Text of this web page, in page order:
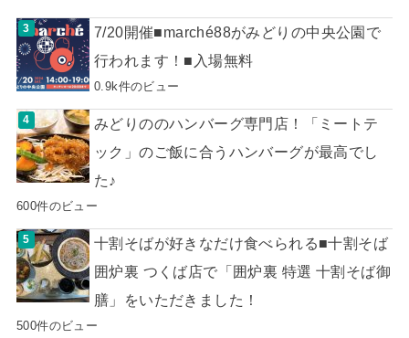
7/20開催■marché88がみどりの中央公園で
行われます！■入場無料
0.9k件のビュー
みどりののハンバーグ専門店！「ミートテ
ック」のご飯に合うハンバーグが最高でし
た♪
600件のビュー
十割そばが好きなだけ食べられる■十割そば
囲炉裏 つくば店で「囲炉裏 特選 十割そば御
膳」をいただきました！
500件のビュー